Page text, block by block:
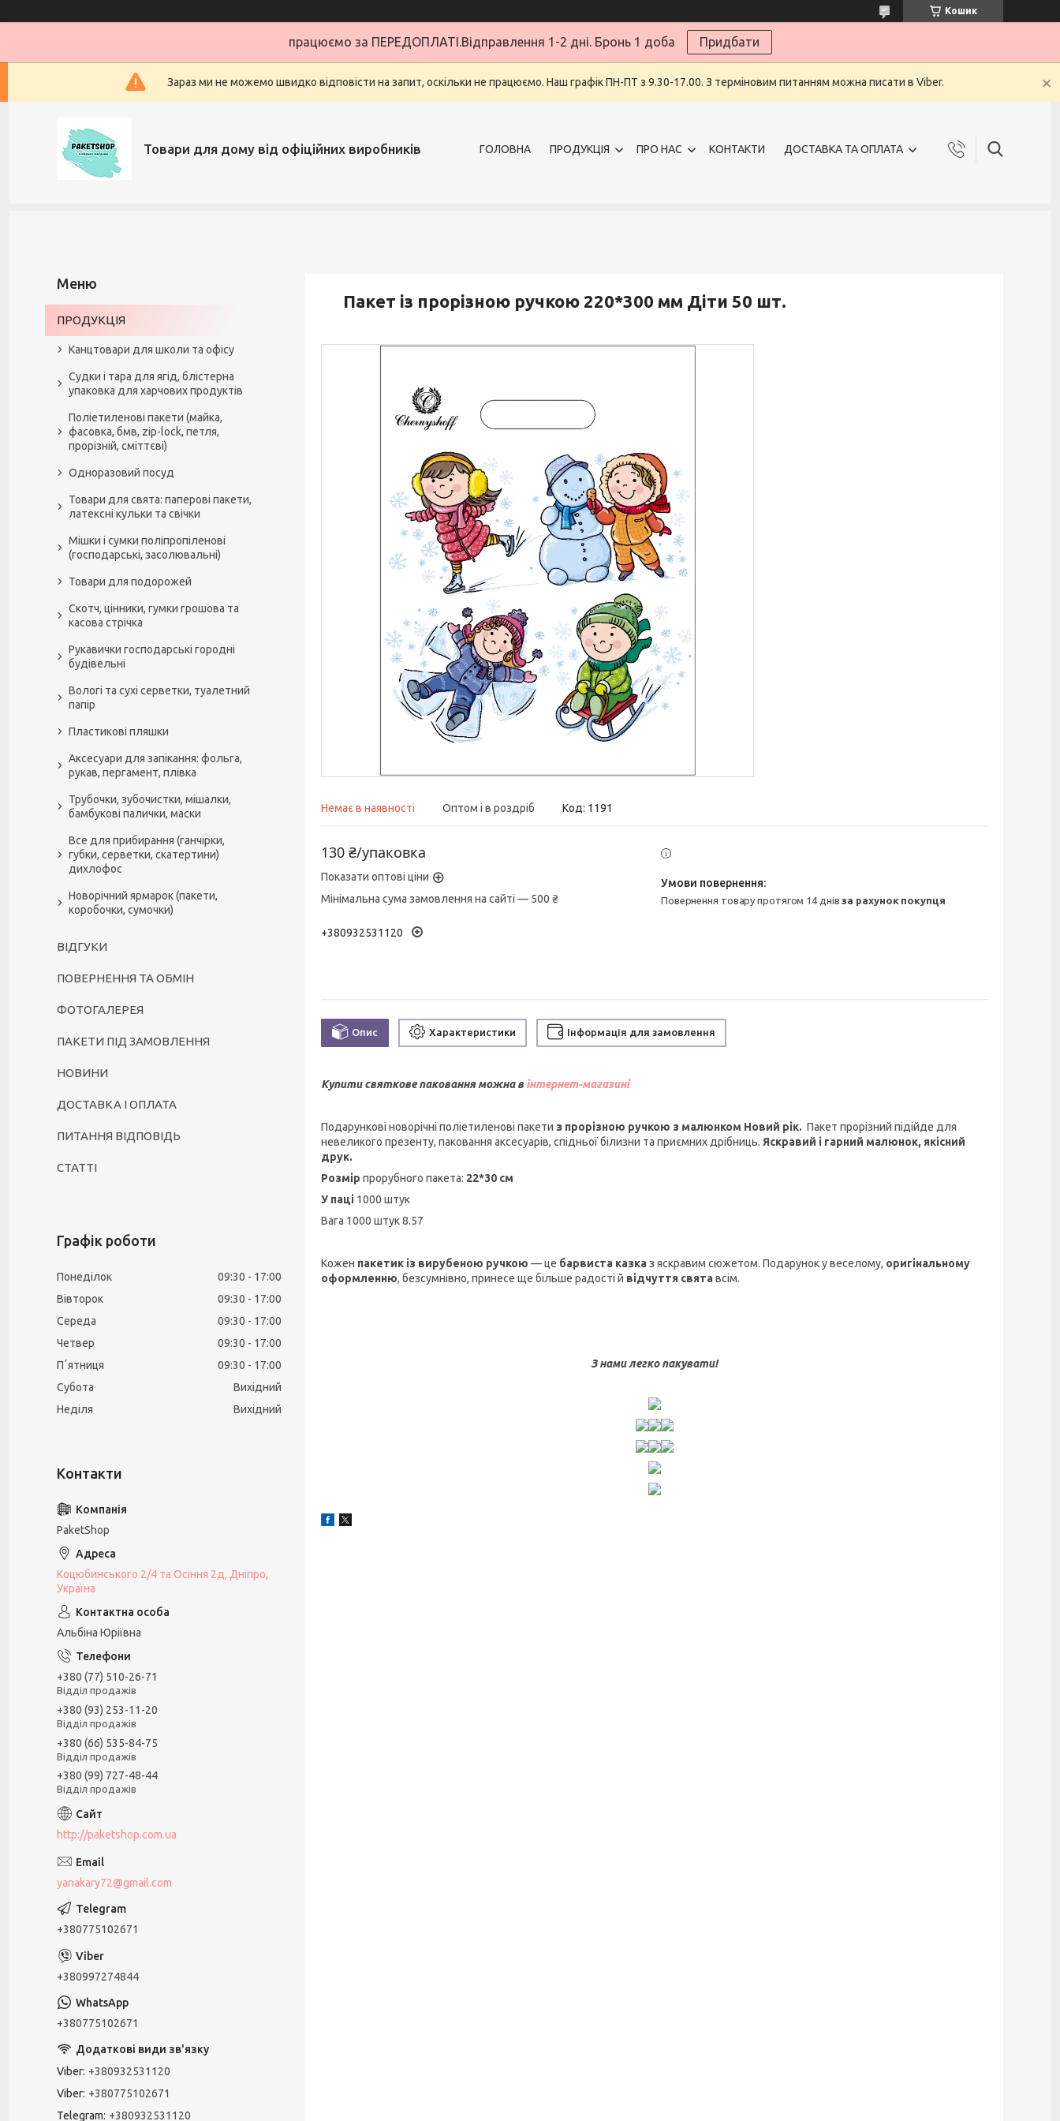
Кошик
працюємо за ПЕРЕДОПЛАТІ.Відправлення 1-2 дні. Бронь 1 доба Придбати
Зараз ми не можемо швидко відповісти на запит, оскільки не працюємо. Наш графік ПН-ПТ з 9.30-17.00. З терміновим питанням можна писати в Viber.
Товари для дому від офіційних виробників ГОЛОВНА ПРОДУКЦІЯ ПРО НАС КОНТАКТИ ДОСТАВКА ТА ОПЛАТА
Пакет із прорізною ручкою 220*300 мм Діти 50 шт.
Немає в наявності Оптом і в роздріб Код: 1191
130 ₴/упаковка
Показати оптові ціни
Мінімальна сума замовлення на сайті — 500 ₴
+380932531120
повернення товару протягом 14 днівза рахунок покупця
Опис Характеристики Інформація для замовлення
Купити святкове паковання можна в інтернет-магазині
Подарункові новорічні поліетиленові пакети з прорізною ручкою з малюнком Новий рік. Пакет прорізний підійде для
невеликого презенту, паковання аксесуарів, спідньої білизни та приємних дрібниць. Яскравий і гарний малюнок, якісний
друк.
Розмір прорубного пакета: 22*30 см
У паці 1000 штук
Вага 1000 штук 8.57
Кожен пакетик із вирубеною ручкою — це барвиста казка з яскравим сюжетом. Подарунок у веселому, оригінальному
оформленню, безсумнівно, принесе ще більше радості й відчуття свята всім.
З нами легко пакувати!
ПРОДУКЦІЯ
Канцтовари для школи та офісу
Судки і тара для ягід, блістерна
упаковка для харчових продуктів
Поліетиленові пакети (майка,
фасовка, бмв, zip-lock, петля,
прорізній, сміттєві)
Одноразовий посуд
Товари для свята: паперові пакети,
латексні кульки та свічки
Мішки і сумки поліпропіленові
(господарські, засолювальні)
Товари для подорожей
Скотч, цінники, гумки грошова та
касова стрічка
Рукавички господарські городні
будівельні
Вологі та сухі серветки, туалетний
папір
Пластикові пляшки
Аксесуари для запікання: фольга,
рукав, пергамент, плівка
Трубочки, зубочистки, мішалки,
бамбукові палички, маски
Все для прибирання (ганчірки,
губки, серветки, скатертини)
дихлофос
Новорічний ярмарок (пакети,
коробочки, сумочки)
ВІДГУКИ
ПОВЕРНЕННЯ ТА ОБМІН
ФОТОГАЛЕРЕЯ
ПАКЕТИ ПІД ЗАМОВЛЕННЯ
НОВИНИ
ДОСТАВКА І ОПЛАТА
ПИТАННЯ ВІДПОВІДЬ
СТАТТІ
Графік роботи
Понеділок 09:30
17:00
Вівторок
09:30
17:00
Середа
09:30
17:00
Четвер
09:30
17:00
Пʼятниця
09:30
17:00
Субота
Вихідний
Неділя
Вихідний
PaketShop
Коцюбинського 2/4 та Осіння 2д, Дніпро,
Україна
Альбіна Юріївна
+380 (77) 510-26-71
Відділ продажів
+380 (93) 253-11-20
Відділ продажів
+380 (66) 535-84-75
Відділ продажів
+380 (99) 727-48-44
Відділ продажів
http://paketshop.com.ua
yanakary72@gmail.com
+380775102671
+380997274844
+380775102671
Viber +380932531120
Viber +380775102671
Telegram +380932531120